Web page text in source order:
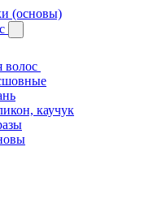
(основы)
волос
каучук